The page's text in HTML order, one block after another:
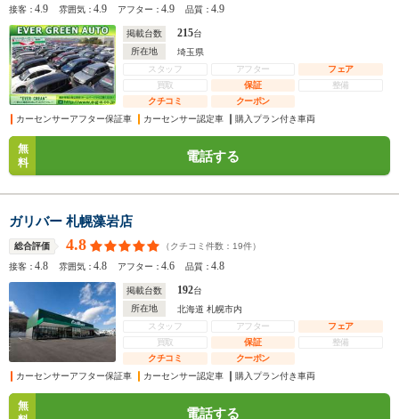
接客：4.9 雰囲気：4.9 アフター：4.9 品質：4.9
掲載台数 215台
所在地
埼玉県
スタッフ
アフター
フェア
買取
保証
整備
クチコミ
クーポン
カーセンサーアフター保証車
カーセンサー認定車 購入プラン付き車両
無
料
電話する
ガリバー 札幌藻岩店
総合評価 4.8 （クチコミ件数： 19件）
接客：4.8 雰囲気：4.8 アフター：4.6 品質：4.8
掲載台数 192台
所在地
北海道 札幌市内
スタッフ
アフター
フェア
買取
保証
整備
クチコミ
クーポン
カーセンサーアフター保証車
カーセンサー認定車 購入プラン付き車両
無
電話する